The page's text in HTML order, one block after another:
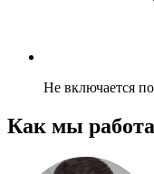
Не включается
Как мы